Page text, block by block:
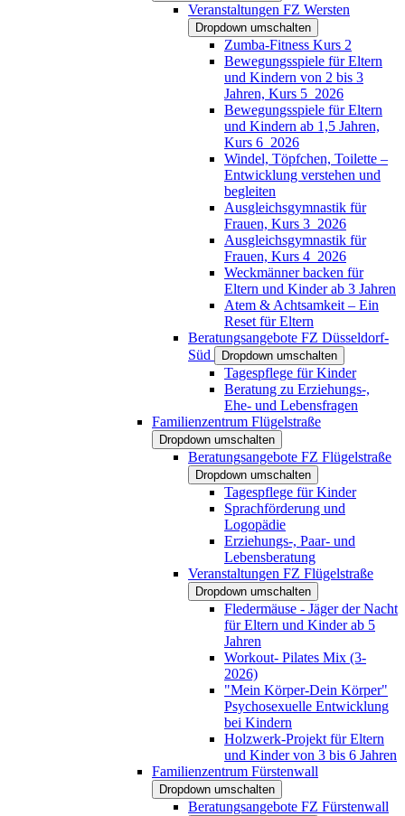
Veranstaltungen FZ Wersten
Dropdown umschalten
Zumba-Fitness Kurs 2
Bewegungsspiele für Eltern
und Kindern von 2 bis 3
Jahren, Kurs 5_2026
Bewegungsspiele für Eltern
und Kindern ab 1,5 Jahren,
Kurs 6_2026
Windel, Töpfchen, Toilette –
Entwicklung verstehen und
begleiten
Ausgleichsgymnastik für
Frauen, Kurs 3_2026
Ausgleichsgymnastik für
Frauen, Kurs 4_2026
Weckmänner backen für
Eltern und Kinder ab 3 Jahren
Atem & Achtsamkeit – Ein
Reset für Eltern
Beratungsangebote FZ Düsseldorf-
Süd
Dropdown umschalten
Tagespflege für Kinder
Beratung zu Erziehungs-,
Ehe- und Lebensfragen
Familienzentrum Flügelstraße
Dropdown umschalten
Beratungsangebote FZ Flügelstraße
Dropdown umschalten
Tagespflege für Kinder
Sprachförderung und
Logopädie
Erziehungs-, Paar- und
Lebensberatung
Veranstaltungen FZ Flügelstraße
Dropdown umschalten
Fledermäuse - Jäger der Nacht
für Eltern und Kinder ab 5
Jahren
Workout- Pilates Mix (3-
2026)
"Mein Körper-Dein Körper"
Psychosexuelle Entwicklung
bei Kindern
Holzwerk-Projekt für Eltern
und Kinder von 3 bis 6 Jahren
Familienzentrum Fürstenwall
Dropdown umschalten
Beratungsangebote FZ Fürstenwall